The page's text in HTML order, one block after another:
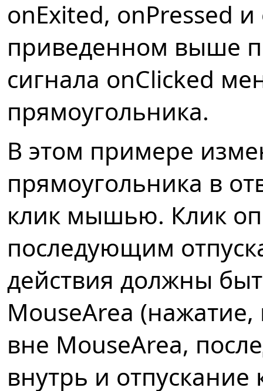
onExited, onPressed
приведенном выше
сигнала onClicked
прямоугольника.
В этом примере
прямоугольника в
клик мышью. Клик
последующим
действия должны
MouseArea
вне MouseArea,
внутрь и